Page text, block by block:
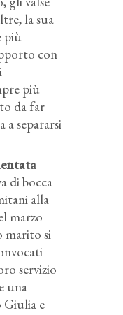
la sua
più
con
più
da far
a separarsi
di bocca
alla
marzo
marito si
servizio
una
Giulia e